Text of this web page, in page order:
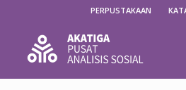
PERPUSTAKAAN